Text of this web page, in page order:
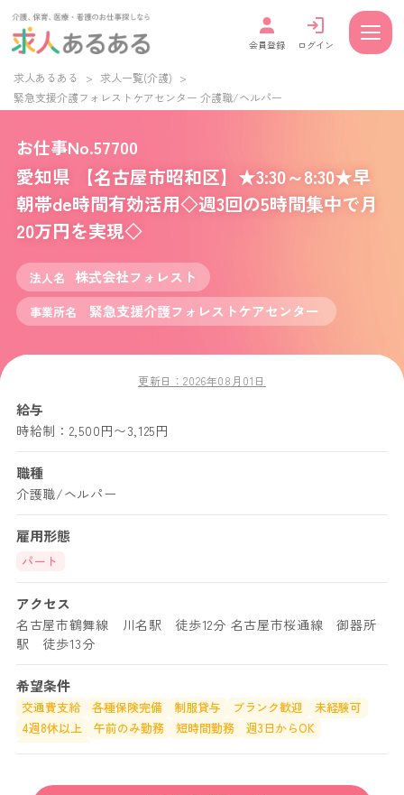
会員登録 ログイン
求人あるある > 求人一覧(介護) >
緊急支援介護フォレストケアセンター 介護職/ヘルパー
お仕事No.57700
愛知県 【名古屋市昭和区】★3:30～8:30★早
朝帯de時間有効活用◇週3回の5時間集中で月
20万円を実現◇
法人名 株式会社フォレスト
事業所名 緊急支援介護フォレストケアセンター
更新日：2026年08月01日
給与
時給制：2,500円〜3,125円
職種
介護職/ヘルパー
雇用形態
パート
アクセス
名古屋市鶴舞線 川名駅 徒歩12分 名古屋市桜通線 御器所
駅 徒歩13分
希望条件
交通費支給 各種保険完備 制服貸与 ブランク歓迎
未経験可
4週8休以上
午前のみ勤務 短時間勤務
週3日からOK